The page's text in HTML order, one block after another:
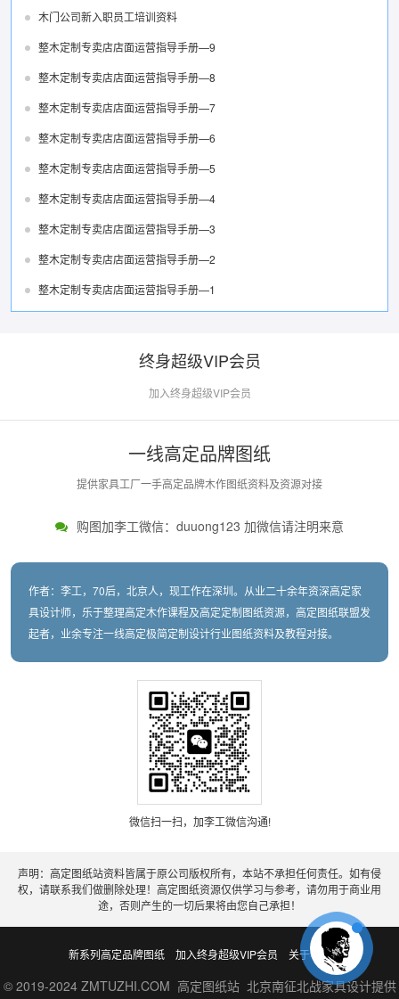
木门公司新入职员工培训资料
整木定制专卖店店面运营指导手册—9
整木定制专卖店店面运营指导手册—8
整木定制专卖店店面运营指导手册—7
整木定制专卖店店面运营指导手册—6
整木定制专卖店店面运营指导手册—5
整木定制专卖店店面运营指导手册—4
整木定制专卖店店面运营指导手册—3
整木定制专卖店店面运营指导手册—2
整木定制专卖店店面运营指导手册—1
终身超级VIP会员
加入终身超级VIP会员
一线高定品牌图纸
提供家具工厂一手高定品牌木作图纸资料及资源对接
购图加李工微信：duuong123 加微信请注明来意
作者：李工，70后，北京人，现工作在深圳。从业二十余年资深高定家
具设计师，乐于整理高定木作课程及高定定制图纸资源，高定图纸联盟发
起者，业余专注一线高定极简定制设计行业图纸资料及教程对接。
微信扫一扫，加李工微信沟通!
声明：高定图纸站资料皆属于原公司版权所有，本站不承担任何责任。如有侵
权，请联系我们做删除处理！高定图纸资源仅供学习与参考，请勿用于商业用
途，否则产生的一切后果将由您自己承担！
新系列高定品牌图纸 加入终身超级VIP会员 关于老李
© 2019-2024 ZMTUZHI.COM 高定图纸站 北京南征北战家具设计提供